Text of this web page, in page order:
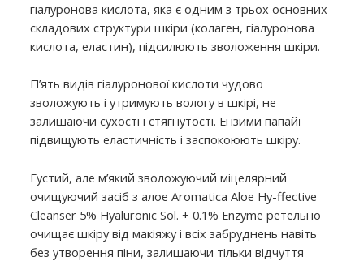
гіалуронова кислота, яка є одним з трьох основних
складових структури шкіри (колаген, гіалуронова
кислота, еластин), підсилюють зволоження шкіри.
П’ять видів гіалуронової кислоти чудово
зволожують і утримують вологу в шкірі, не
залишаючи сухості і стягнутості. Ензими папайї
підвищують еластичність і заспокоюють шкіру.
Густий, але м’який зволожуючий міцелярний
очищуючий засіб з алое Aromatica Aloe Hy-ffective
Cleanser 5% Hyaluronic Sol. + 0.1% Enzyme ретельно
очищає шкіру від макіяжу і всіх забруднень навіть
без утворення піни, залишаючи тільки відчуття